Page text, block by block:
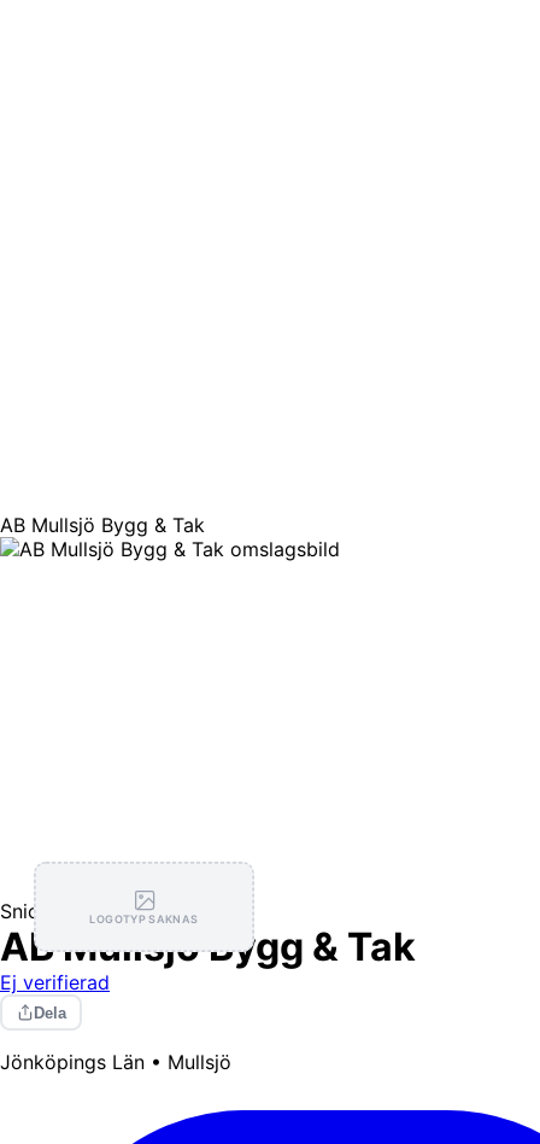
AB Mullsjö Bygg & Tak
LOGOTYP SAKNAS
Snickare
AB Mullsjö Bygg & Tak
Ej verifierad
Dela
Jönköpings Län • Mullsjö